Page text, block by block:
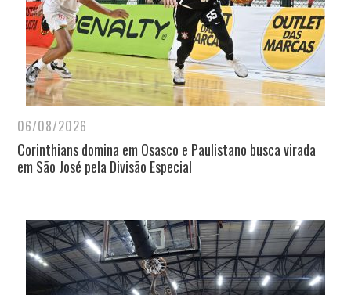
06/08/2026
Corinthians domina em Osasco e Paulistano busca virada
em São José pela Divisão Especial